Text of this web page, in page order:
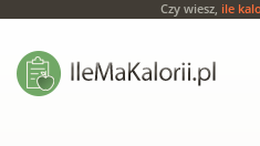
Czy wiesz, ile